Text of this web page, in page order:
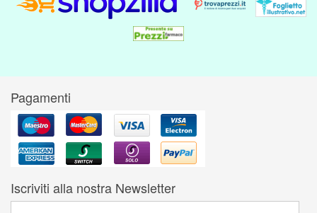
Pagamenti
Iscriviti alla nostra Newsletter